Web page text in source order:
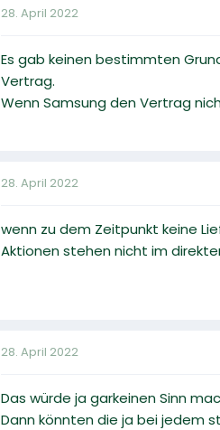
28. April 2022
Es gab keinen bestimmten
Vertrag.
Wenn Samsung den Vertrag
28. April 2022
wenn zu dem Zeitpunkt keine
Aktionen stehen nicht im
28. April 2022
Das würde ja garkeinen Sinn
Dann könnten die ja bei jedem